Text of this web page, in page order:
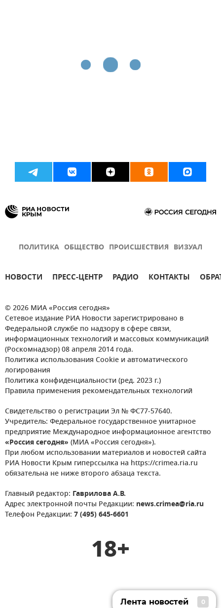
ПОЛИТИКА ОБЩЕСТВО ПРОИСШЕСТВИЯ ВИЗУАЛ
НОВОСТИ ПРЕСС-ЦЕНТР РАДИО КОНТАКТЫ
© 2026 МИА «Россия сегодня»
Сетевое издание РИА Новости зарегистрировано в
Федеральной службе по надзору в сфере связи,
информационных технологий и массовых коммуникаций
(Роскомнадзор) 08 апреля 2014 года.
Политика использования Cookie и автоматического
логирования
Политика конфиденциальности (ред. 2023 г.)
Правила применения рекомендательных технологий
Свидетельство о регистрации Эл № ФС77-57640.
Учредитель: Федеральное государственное унитарное
предприятие Международное информационное агентство
«Россия сегодня» (МИА «Россия сегодня»).
При любом использовании материалов и новостей сайта
РИА Новости Крым гиперссылка на https://crimea.ria.ru
обязательна не ниже второго абзаца текста.
Главный редактор: Гаврилова А.В.
Адрес электронной почты Редакции: news.crimea@ria.ru
Телефон Редакции: 7 (495) 645-6601
18+
Лента новостей 0